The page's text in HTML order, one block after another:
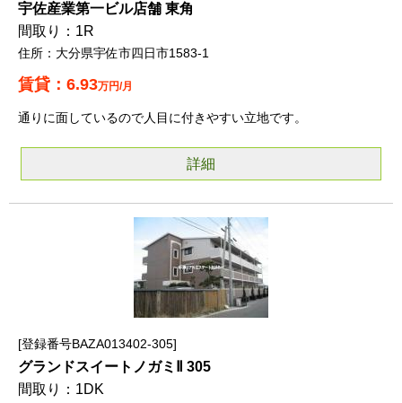
宇佐産業第一ビル店舗 東角
1R
大分県宇佐市四日市1583-1
6.93万円/月
通りに面しているので人目に付きやすい立地です。
詳細
登録番号BAZA013402-305
グランドスイートノガミⅡ 305
1DK